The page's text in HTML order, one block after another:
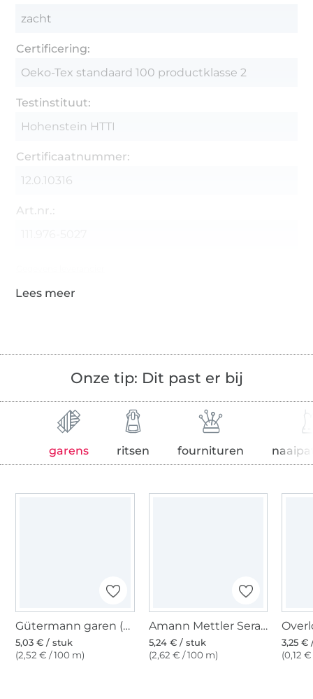
zacht
Certificering:
Oeko-Tex standaard 100 productklasse 2
Testinstituut:
Hohenstein HTTI
Certificaatnummer:
12.0.10316
Art.nr.:
Onze tip: Dit past er bij
garens ritsen fournituren
Gütermann garen (232)
5,03 € / stuk
(2,52 € / 100 m)
Amann Mettler Seracycle Naaigaren 120, koningsblauw
5,24 € / stuk
(2,62 € / 100 m)
3,25 €
(0,12